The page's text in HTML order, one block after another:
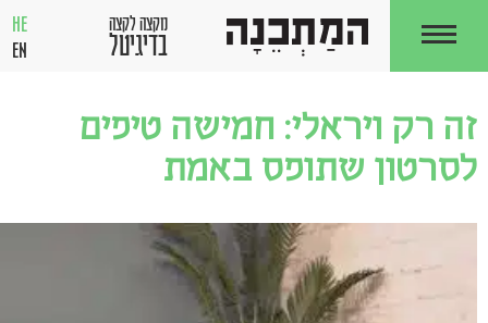
מקצה לקצה
בדיגיטל
HE
EN
זה רק ויראלי: חמישה טיפים
לסרטון שתופס באמת